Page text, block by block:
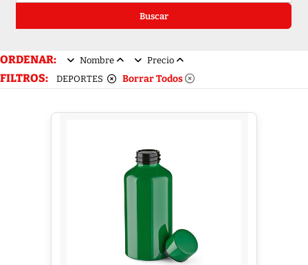
Buscar
ORDENAR: Nombre Precio
FILTROS: DEPORTES Borrar Todos